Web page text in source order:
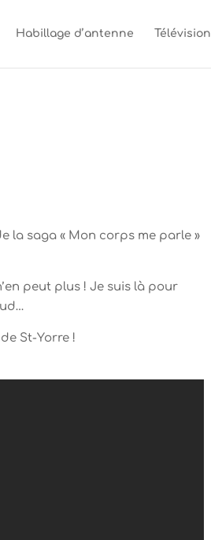
Habillage d’antenne Télévision
la saga « Mon corps me parle »
peut plus ! Je suis là pour
St-Yorre !